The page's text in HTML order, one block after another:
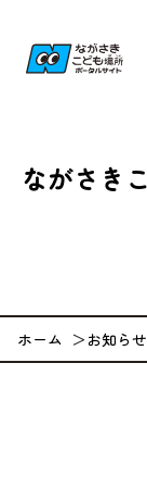
ながさき
ホーム お知らせ